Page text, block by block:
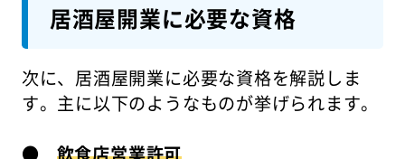
居酒屋開業に必要な資格
次に、居酒屋開業に必要な資格を解説しま
す。主に以下のようなものが挙げられます。
● 飲食店営業許可